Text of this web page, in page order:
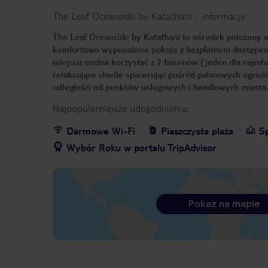
The Leaf Oceanside by Katathani - informacje
The Leaf Oceanside by Katathani to ośrodek
komfortowo wyposażone pokoje z bezpłatnym
miejscu można korzystać z 2 basenów (jeden dla
relaksujące chwile spacerując pośród palmowych
odległości od punktów usługowych i handlowych miasta.
Najpopularniejsze udogodnienia:
Darmowe Wi-Fi
Piaszczysta plaża
Wybór Roku w portalu TripAdvisor
Pokaż na mapie